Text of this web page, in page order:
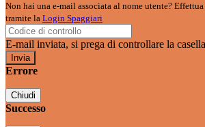
Non hai una e-mail associata al nome utente?
tramite la Login Spaggiari
E-mail inviata, si prega di controllare la
Errore
Chiudi
Successo